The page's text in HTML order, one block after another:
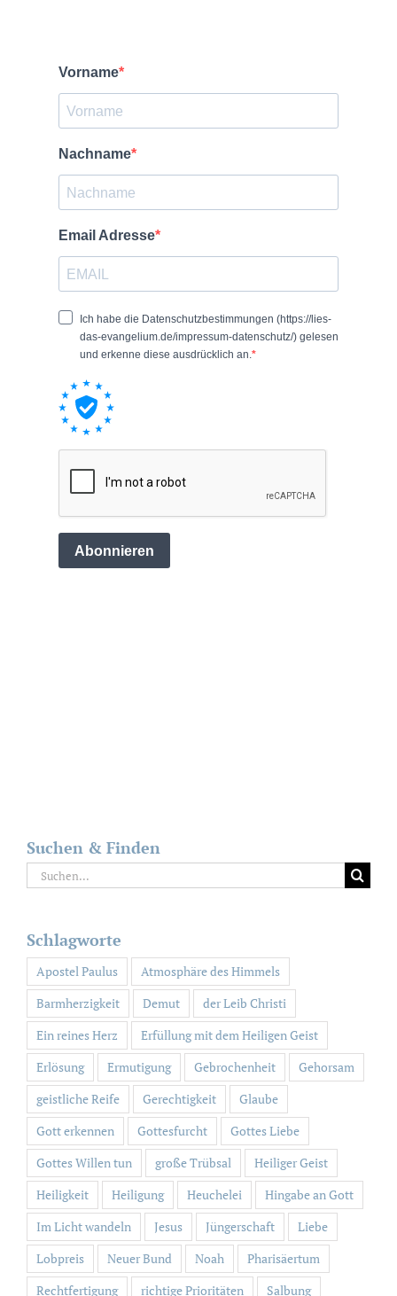
Suchen & Finden
Suche
nach:
Schlagworte
Apostel Paulus
Atmosphäre des Himmels
Barmherzigkeit
Demut
der Leib Christi
Ein reines Herz
Erfüllung mit dem Heiligen Geist
Erlösung
Ermutigung Gebrochenheit
Gehorsam
geistliche Reife
Gerechtigkeit
Glaube
Gott erkennen
Gottesfurcht
Gottes Liebe
Gottes Willen tun
große Trübsal
Heiliger Geist
Heiligkeit
Heiligung Heuchelei
Hingabe an Gott
Im Licht wandeln
Jesus Jüngerschaft
Liebe
Lobpreis
Neuer Bund Noah
Pharisäertum
Rechtfertigung
richtige Prioritäten Salbung